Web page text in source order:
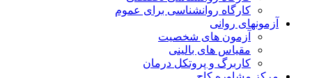
کارگاه روانشناسی برای عموم
آزمونهای روانی
آزمون های شخصیت
مقیاس های بالینی
کاربرگ و پروتکل درمان